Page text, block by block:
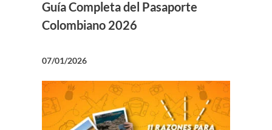
Guía Completa del Pasaporte
Colombiano 2026
07/01/2026